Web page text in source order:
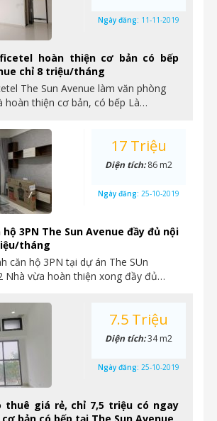
hoàn thiện cơ bản có bếp
chỉ 8 triệu/tháng
The Sun Avenue làm văn phòng
hoàn thiện cơ bản, có bếp Là…
Ngày đăng: 11-11-2019
3PN The Sun Avenue đầy đủ nội
tháng
căn hộ 3PN tại dự án The SUn
Nhà vừa hoàn thiện xong đầy đủ…
17 Triệu
Diện tích:86 m2
Ngày đăng: 25-10-2019
thuê giá rẻ, chỉ 7,5 triệu có ngay
7.5 Triệu
Diện tích:34 m2
Ngày đăng: 25-10-2019